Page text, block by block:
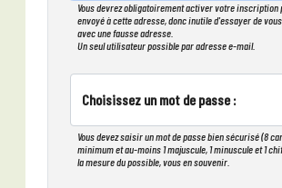
Vous devrez obligatoirement activer votre inscription
envoyé à cette adresse, donc inutile d'essayer de
avec une fausse adresse.
Un seul utilisateur possible par adresse e-mail.
Choisissez un mot de passe :
Vous devez saisir un mot de passe bien sécurisé (8
minimum et au-moins 1 majuscule, 1 minuscule et 1
la mesure du possible, vous en souvenir.